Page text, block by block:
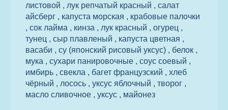
листовой , лук репчатый красный , салат
айсберг , капуста морская , крабовые палочки
, сок лайма , кинза , лук красный , огурец ,
тунец , сыр плавленый , капуста цветная ,
васаби , су (японский рисовый уксус) , белок ,
мука , сухари панировочные , соус соевый ,
имбирь , свекла , багет французский , хлеб
чёрный , лосось , уксус яблочный , творог ,
масло сливочное , уксус , майонез